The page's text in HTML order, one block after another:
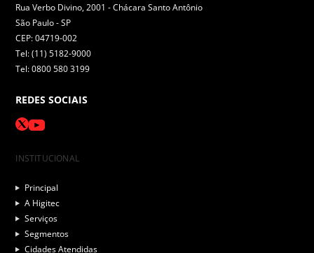
Rua Verbo Divino, 2001 - Chácara Santo Antônio
São Paulo -SP
CEP: 04719-002
Tel: (11) 5182-9000
Tel: 0800 580 3199
REDES SOCIAIS
INSTITUCIONAL
Principal
A Higitec
Serviços
Segmentos
Cidades Atendidas